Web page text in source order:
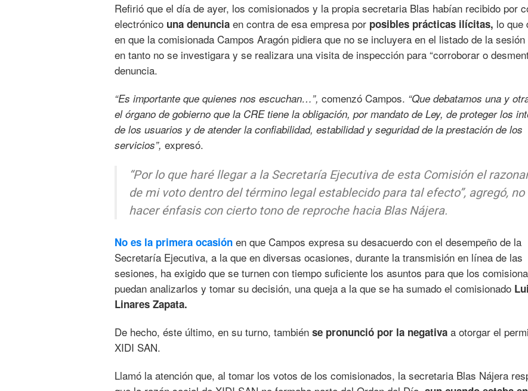
Refirió que el día de ayer, los comisionados y la propia secretaria Blas habían recibido por
electrónico una denuncia en contra de esa empresa por posibles prácticas ilícitas, lo que
en que la comisionada Campos Aragón pidiera que no se incluyera en el listado de la sesión
en tanto no se investigara y se realizara una visita de inspección para “corroborar o
denuncia.
“Es importante que quienes nos escuchan…”, comenzó Campos. “Que debatamos una y
el órgano de gobierno que la CRE tiene la obligación, por mandato de Ley, de proteger los
de los usuarios y de atender la confiabilidad, estabilidad y seguridad de la prestación de los
servicios”, expresó.
“Por lo que haré llegar a la Secretaría Ejecutiva de esta Comisión el
de mi voto dentro del término legal establecido para tal efecto”, agregó, no
hacer énfasis con cierto tono de reproche hacia Blas Nájera.
No es la primera ocasión en que Campos expresa su desacuerdo con el desempeño de la
Secretaría Ejecutiva, a la que en diversas ocasiones, durante la transmisión en línea de las
sesiones, ha exigido que se turnen con tiempo suficiente los asuntos para que los
puedan analizarlos y tomar su decisión, una queja a la que se ha sumado el comisionado
Linares Zapata.
De hecho, éste último, en su turno, también se pronunció por la negativa a otorgar el
XIDI SAN.
Llamó la atención que, al tomar los votos de los comisionados, la secretaria Blas Nájera